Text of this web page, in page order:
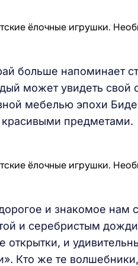
больше напоминает
может увидеть свой
мебелью эпохи
красивыми предметами.
и знакомое нам
и серебристым
открытки, и
Кто же те